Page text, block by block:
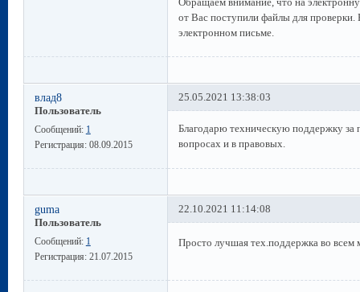
Обращаем внимание, что на
от Вас поступили файлы для проверки.
электронном письме.
влад8
Пользователь
Сообщений: 1
Регистрация: 08.09.2015
25.05.2021 13:38:03
Благодарю техническую поддержку за
вопросах и в правовых.
guma
Пользователь
Сообщений: 1
Регистрация: 21.07.2015
22.10.2021 11:14:08
Просто лучшая тех.поддержка во всем